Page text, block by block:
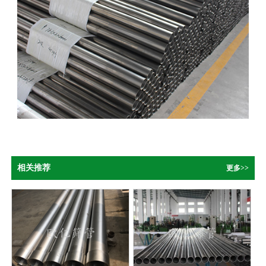
相关推荐 更多>>